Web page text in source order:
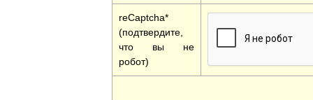
reCaptcha*
(подтвердите,
что вы не
робот)